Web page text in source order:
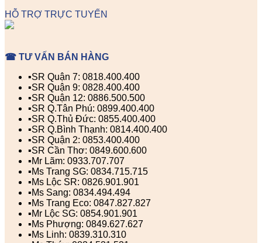
HỖ TRỢ TRỰC TUYẾN
☎ TƯ VẤN BÁN HÀNG
▪️SR Quận 7: 0818.400.400
▪️SR Quận 9: 0828.400.400
▪️SR Quận 12: 0886.500.500
▪️SR Q.Tân Phú: 0899.400.400
▪️SR Q.Thủ Đức: 0855.400.400
▪️SR Q.Bình Thạnh: 0814.400.400
▪️SR Quận 2: 0853.400.400
▪️SR Cần Thơ: 0849.600.600
▪️Mr Lãm: 0933.707.707
▪️Ms Trang SG: 0834.715.715
▪️Ms Lộc SR: 0826.901.901
▪️Ms Sang: 0834.494.494
▪️Ms Trang Eco: 0847.827.827
▪️Mr Lộc SG: 0854.901.901
▪️Ms Phượng: 0849.627.627
▪️Ms Linh: 0839.310.310